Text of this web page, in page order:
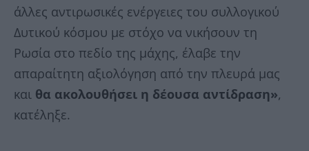
άλλες αντιρωσικές ενέργειες του συλλογικού
Δυτικού κόσμου με στόχο να νικήσουν τη
Ρωσία στο πεδίο της μάχης, έλαβε την
απαραίτητη αξιολόγηση από την πλευρά μας
και θα ακολουθήσει η δέουσα αντίδραση»,
κατέληξε.